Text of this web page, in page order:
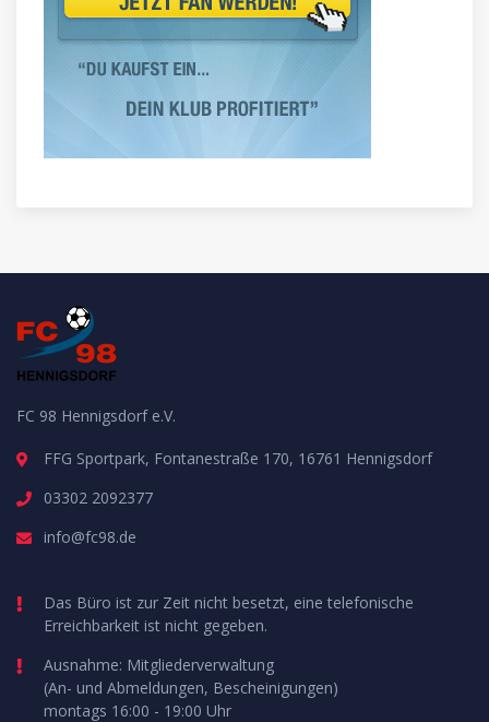
FC 98 Hennigsdorf e.V.
FFG Sportpark, Fontanestraße 170, 16761 Hennigsdorf
03302 2092377
info@fc98.de
Das Büro ist zur Zeit nicht besetzt, eine telefonische
Erreichbarkeit ist nicht gegeben.
Ausnahme: Mitgliederverwaltung
(An- und Abmeldungen, Bescheinigungen)
montags 16:00 - 19:00 Uhr